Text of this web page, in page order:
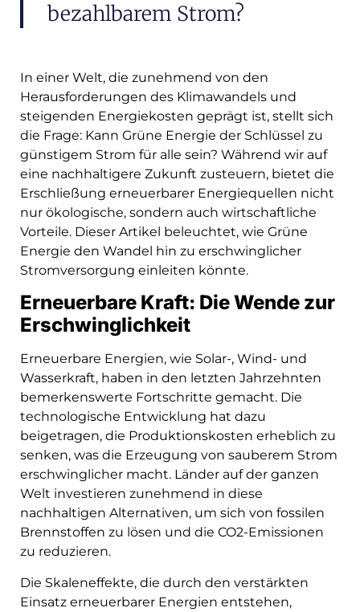
bezahlbarem Strom?
In einer Welt, die zunehmend von den
Herausforderungen des Klimawandels und
steigenden Energiekosten geprägt ist, stellt sich
die Frage: Kann Grüne Energie der Schlüssel zu
günstigem Strom für alle sein? Während wir auf
eine nachhaltigere Zukunft zusteuern, bietet die
Erschließung erneuerbarer Energiequellen nicht
nur ökologische, sondern auch wirtschaftliche
Vorteile. Dieser Artikel beleuchtet, wie Grüne
Energie den Wandel hin zu erschwinglicher
Stromversorgung einleiten könnte.
Erneuerbare Kraft: Die Wende zur
Erschwinglichkeit
Erneuerbare Energien, wie Solar-, Wind- und
Wasserkraft, haben in den letzten Jahrzehnten
bemerkenswerte Fortschritte gemacht. Die
technologische Entwicklung hat dazu
beigetragen, die Produktionskosten erheblich zu
senken, was die Erzeugung von sauberem Strom
erschwinglicher macht. Länder auf der ganzen
Welt investieren zunehmend in diese
nachhaltigen Alternativen, um sich von fossilen
Brennstoffen zu lösen und die CO2-Emissionen
zu reduzieren.
Die Skaleneffekte, die durch den verstärkten
Einsatz erneuerbarer Energien entstehen,